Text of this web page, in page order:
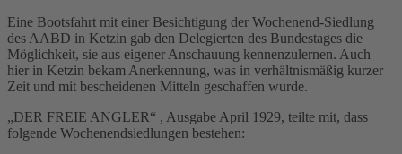
Eine Bootsfahrt mit einer Besichtigung der Wochenend-Siedlung
des AABD in Ketzin gab den Delegierten des Bundestages die
Möglichkeit, sie aus eigener Anschauung kennenzulernen. Auch
hier in Ketzin bekam Anerkennung, was in verhältnismäßig kurzer
Zeit und mit bescheidenen Mitteln geschaffen wurde.
„DER FREIE ANGLER“ , Ausgabe April 1929, teilte mit, dass
folgende Wochenendsiedlungen bestehen: